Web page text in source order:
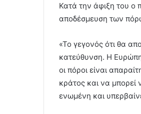
Κατά την άφιξη του ο
αποδέσμευση των
«Το γεγονός ότι θα
κατεύθυνση. Η
οι πόροι είναι
κράτος και να μπορεί
ενωμένη και